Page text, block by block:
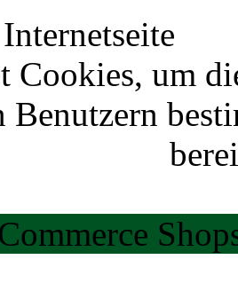
Cookies, um
Benutzern